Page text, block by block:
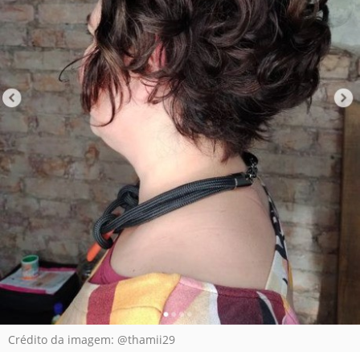
Crédito da imagem: @thamii29